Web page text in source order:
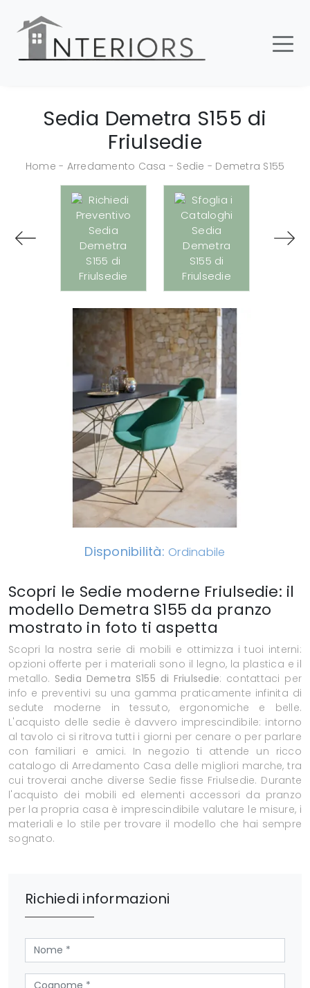
Sedia Demetra S155 di
Friulsedie
Home - Arredamento Casa - Sedie - Demetra S155
Disponibilità: Ordinabile
Scopri le Sedie moderne Friulsedie: il
modello Demetra S155 da pranzo
mostrato in foto ti aspetta
Scopri la nostra serie di mobili e ottimizza i tuoi interni:
opzioni offerte per i materiali sono il legno, la plastica e il
metallo. Sedia Demetra S155 di Friulsedie: contattaci per
info e preventivi su una gamma praticamente infinita di
sedute moderne in tessuto, ergonomiche e belle.
L'acquisto delle sedie è davvero imprescindibile: intorno
al tavolo ci si ritrova tutti i giorni per cenare o per parlare
con familiari e amici. In negozio ti attende un ricco
catalogo di Arredamento Casa delle migliori marche, tra
cui troverai anche diverse Sedie fisse Friulsedie. Durante
l'acquisto dei mobili ed elementi accessori da pranzo
per la propria casa è imprescindibile valutare le misure, i
materiali e lo stile per trovare il modello che hai sempre
sognato.
Richiedi informazioni